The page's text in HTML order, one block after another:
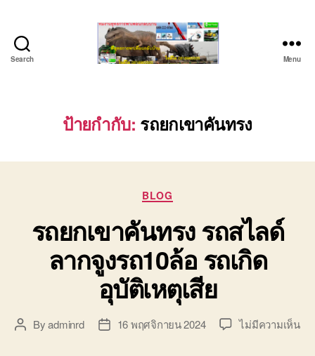
Search
ยก
ของ
ติดต่อ
0640711613,
Menu
ป้ายกำกับ: รถยกเขาคันทรง
Categories
BLOG
รถยกเขาคันทรง รถสไลด์
ลากจูงรถ10ล้อ รถเกิด
อุบัติเหตุเสีย
PostByadminrd
Post16 พฤศจิกายน 2024 ไม่มีความเห็นบน